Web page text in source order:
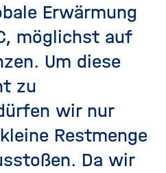
Erwärmung
möglichst auf
Um diese
zu
wir nur
Restmenge
Da wir